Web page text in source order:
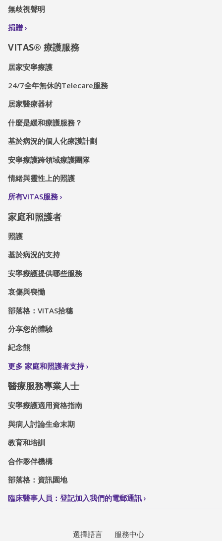
無歧視聲明
捐贈
VITAS® 療護服務
居家安寧療護
24/7全年無休的Telecare服務
居家醫療器材
什麼是緩和療護服務？
基於病況的個人化療護計劃
安寧療護跨領域療護團隊
情緒與靈性上的照護
所有VITAS服務
家庭和照護者
照護
基於病況的支持
安寧療護提供哪些服務
哀傷與喪慟
部落格：VITAS拾穗
分享您的體驗
紀念熊
更多 家庭和照護者支持
醫療服務專業人士
安寧療護適用資格指南
與病人討論生命末期
教育和培訓
合作夥伴機構
部落格：資訊園地
臨床醫事人員：登記加入我們的電郵通訊
選擇語言
服務中心